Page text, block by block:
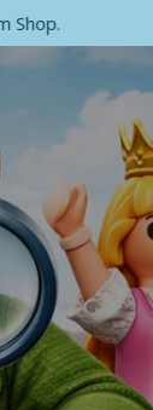
Shop.